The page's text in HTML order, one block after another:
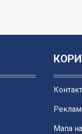
Контакт
Мапа на